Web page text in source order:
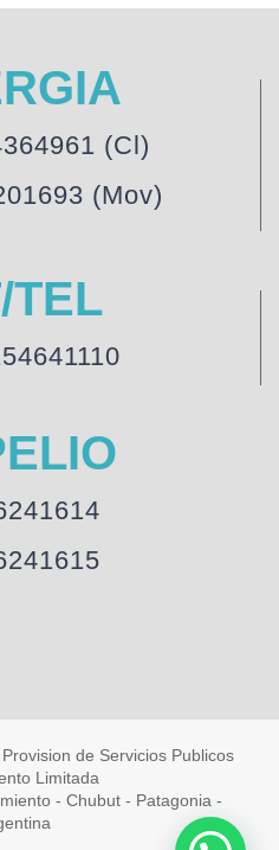
(Cl)
(Mov)
TEL
de Servicios Publicos
Limitada
- Chubut - Patagonia -